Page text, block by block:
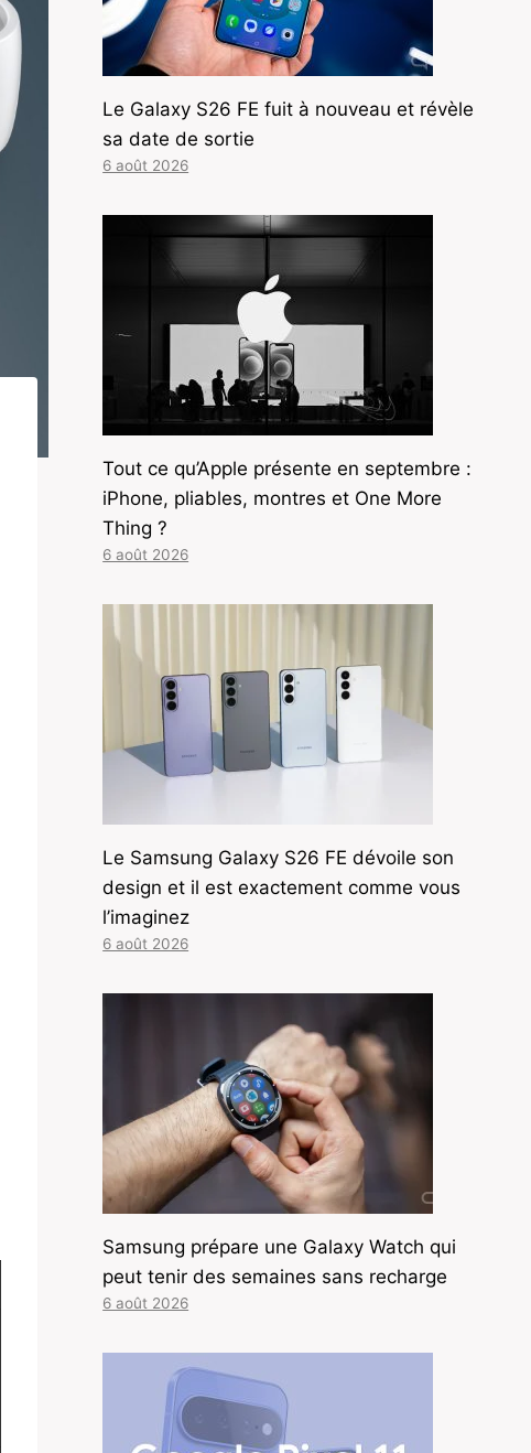
Le Galaxy S26 FE fuit à nouveau et révèle
sa date de sortie
6 août 2026
Tout ce qu’Apple présente en septembre :
iPhone, pliables, montres et One More
Thing ?
6 août 2026
Le Samsung Galaxy S26 FE dévoile son
design et il est exactement comme vous
l’imaginez
6 août 2026
Samsung prépare une Galaxy Watch qui
peut tenir des semaines sans recharge
6 août 2026